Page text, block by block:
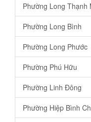
Phường Long Thạnh
Phường Long Bình
Phường Long Phước
Phường Phú Hữu
Phường Linh Đông
Phường Hiệp Bình